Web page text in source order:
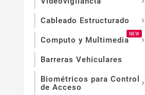
Cableado Estructurado 
Computo y Multimedia
NEW

Barreras Vehiculares
Biométricos para Control
de Acceso
